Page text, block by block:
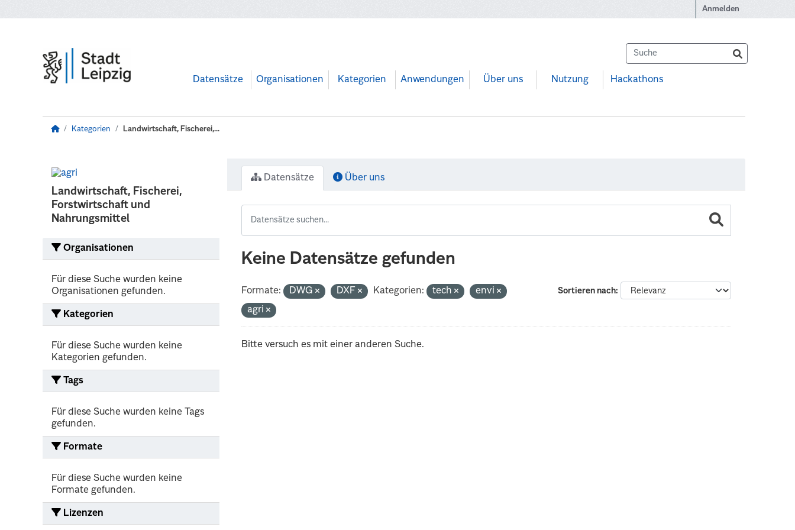
Anmelden
Datensätze Organisationen Kategorien Anwendungen Über uns Nutzung Hackathons
Kategorien Landwirtschaft, Fischerei,...
Landwirtschaft, Fischerei,
Forstwirtschaft und
Nahrungsmittel
Organisationen
Für diese Suche wurden keine
Organisationen gefunden.
Kategorien
Für diese Suche wurden keine
Kategorien gefunden.
Tags
Für diese Suche wurden keine Tags
gefunden.
Formate
Für diese Suche wurden keine
Formate gefunden.
Lizenzen
Datensätze Über uns
Keine Datensätze gefunden
Sortieren nach
Formate: DWG DXF Kategorien: tech
envi
agri
Bitte versuch es mit einer anderen Suche.